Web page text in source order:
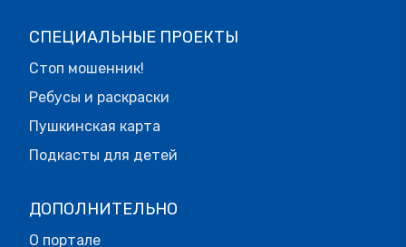
СПЕЦИАЛЬНЫЕ ПРОЕКТЫ
Стоп мошенник!
Ребусы и раскраски
Пушкинская карта
Подкасты для детей
ДОПОЛНИТЕЛЬНО
О портале